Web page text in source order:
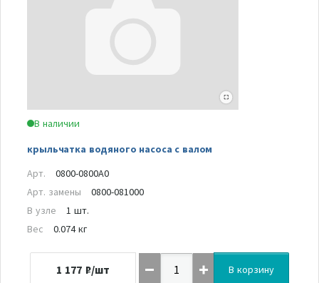
В наличии
крыльчатка водяного насоса с валом
Арт.
0800-0800A0
Арт. замены
0800-081000
В узле
1 шт.
Вес
0.074 кг
1 177 ₽/шт В корзину